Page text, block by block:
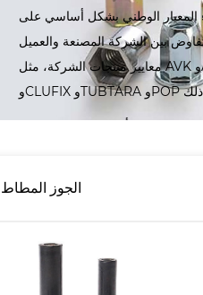
المعيار الوطني بشكل أساسي على
بين الشركة المصنعة والعميل. (ما عادة الرجوع إلى
معايير منتجات الشركة، مثل AVK وAVDEL وBOLLHOFF
شركتنا بشكل أساسي: برشام الجوز
الرأس، برشام الجوز سداسية
سداسية كاملة برأس صغيرة
الجوز المطاط